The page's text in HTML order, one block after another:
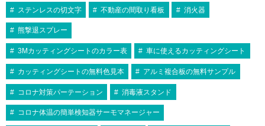
ステンレスの切文字 不動産の間取り看板 消火器
熊撃退スプレー
3Mカッティングシートのカラー表 車に使えるカッティングシート
カッティングシートの無料色見本 アルミ複合板の無料サンプル
コロナ対策パーテーション 消毒液スタンド
コロナ体温の簡単検知器サーモマネージャー